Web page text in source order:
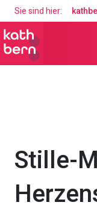
Sie sind hier:
Stille-